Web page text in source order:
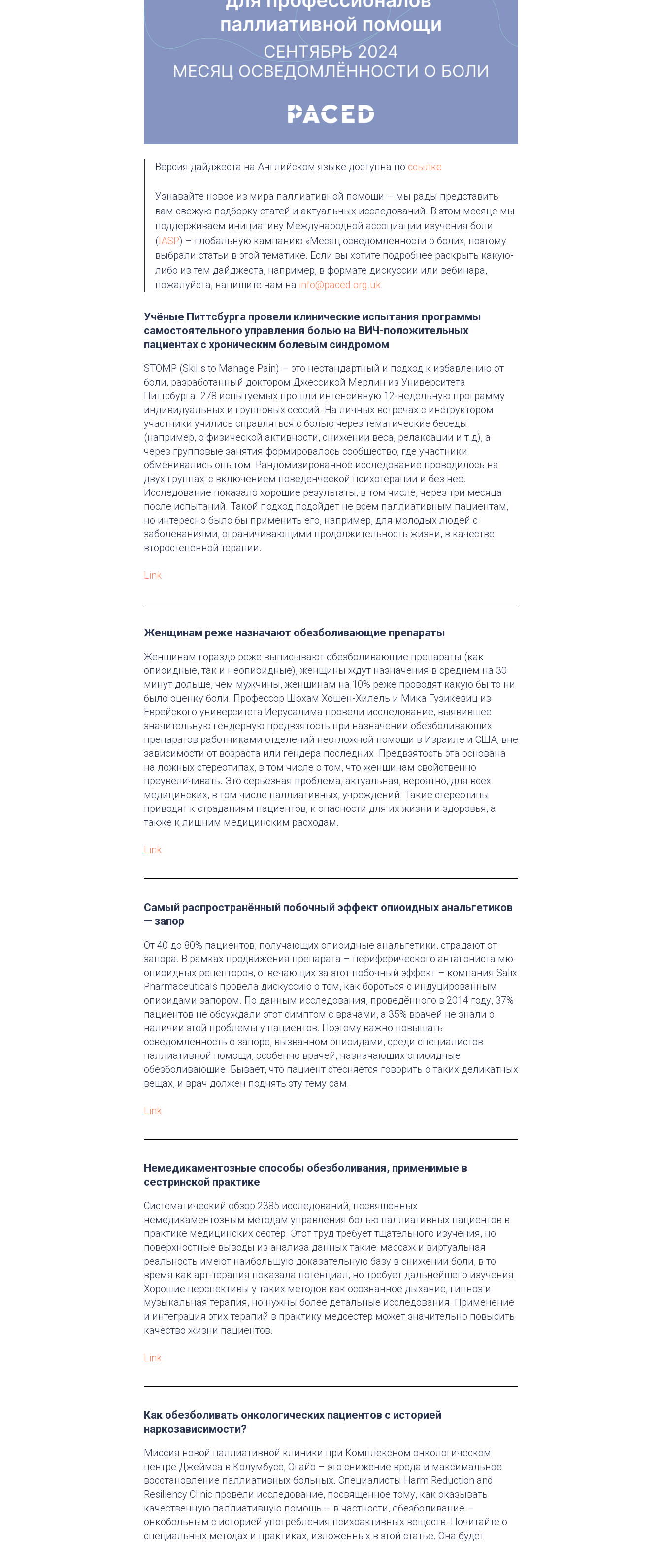
Версия дайджеста на Английском языке доступна по ссылке
Узнавайте новое из мира паллиативной помощи – мы рады представить
вам свежую подборку статей и актуальных исследований. В этом месяце мы
поддерживаем инициативу Международной ассоциации изучения боли
(IASP) – глобальную кампанию «Месяц осведомлённости о боли», поэтому
выбрали статьи в этой тематике. Если вы хотите подробнее раскрыть какую-
либо из тем дайджеста, например, в формате дискуссии или вебинара,
пожалуйста, напишите нам на info@paced.org.uk.
Учёные Питтсбурга провели клинические испытания программы
самостоятельного управления болью на ВИЧ-положительных
пациентах с хроническим болевым синдромом
STOMP (Skills to Manage Pain) – это нестандартный и подход к избавлению от
боли, разработанный доктором Джессикой Мерлин из Университета
Питтсбурга. 278 испытуемых прошли интенсивную 12-недельную программу
индивидуальных и групповых сессий. На личных встречах с инструктором
участники учились справляться с болью через тематические беседы
(например, о физической активности, снижении веса, релаксации и т.д), а
через групповые занятия формировалось сообщество, где участники
обменивались опытом. Рандомизированное исследование проводилось на
двух группах: с включением поведенческой психотерапии и без неё.
Исследование показало хорошие результаты, в том числе, через три месяца
после испытаний. Такой подход подойдет не всем паллиативным пациентам,
но интересно было бы применить его, например, для молодых людей с
заболеваниями, ограничивающими продолжительность жизни, в качестве
второстепенной терапии.
Link
Женщинам реже назначают обезболивающие препараты
Женщинам гораздо реже выписывают обезболивающие препараты (как
опиоидные, так и неопиоидные), женщины ждут назначения в среднем на 30
минут дольше, чем мужчины, женщинам на 10% реже проводят какую бы то ни
было оценку боли. Профессор Шохам Хошен-Хилель и Мика Гузикевиц из
Еврейского университета Иерусалима провели исследование, выявившее
значительную гендерную предвзятость при назначении обезболивающих
препаратов работниками отделений неотложной помощи в Израиле и США, вне
зависимости от возраста или гендера последних. Предвзятость эта основана
на ложных стереотипах, в том числе о том, что женщинам свойственно
преувеличивать. Это серьёзная проблема, актуальная, вероятно, для всех
медицинских, в том числе паллиативных, учреждений. Такие стереотипы
приводят к страданиям пациентов, к опасности для их жизни и здоровья, а
также к лишним медицинским расходам.
Link
Самый распространённый побочный эффект опиоидных анальгетиков
— запор
От 40 до 80% пациентов, получающих опиоидные анальгетики, страдают от
запора. В рамках продвижения препарата – периферического антагониста мю-
опиоидных рецепторов, отвечающих за этот побочный эффект – компания Salix
Pharmaceuticals провела дискуссию о том, как бороться с индуцированным
опиоидами запором. По данным исследования, проведённого в 2014 году, 37%
пациентов не обсуждали этот симптом с врачами, а 35% врачей не знали о
наличии этой проблемы у пациентов. Поэтому важно повышать
осведомлённость о запоре, вызванном опиоидами, среди специалистов
паллиативной помощи, особенно врачей, назначающих опиоидные
обезболивающие. Бывает, что пациент стесняется говорить о таких деликатных
вещах, и врач должен поднять эту тему сам.
Link
Немедикаментозные способы обезболивания, применимые в
сестринской практике
Систематический обзор 2385 исследований, посвящённых
немедикаментозным методам управления болью паллиативных пациентов в
практике медицинских сестёр. Этот труд требует тщательного изучения, но
поверхностные выводы из анализа данных такие: массаж и виртуальная
реальность имеют наибольшую доказательную базу в снижении боли, в то
время как арт-терапия показала потенциал, но требует дальнейшего изучения.
Хорошие перспективы у таких методов как осознанное дыхание, гипноз и
музыкальная терапия, но нужны более детальные исследования. Применение
и интеграция этих терапий в практику медсестер может значительно повысить
качество жизни пациентов.
Link
Как обезболивать онкологических пациентов с историей
наркозависимости?
Миссия новой паллиативной клиники при Комплексном онкологическом
центре Джеймса в Колумбусе, Огайо – это снижение вреда и максимальное
восстановление паллиативных больных. Специалисты Harm Reduction and
Resiliency Clinic провели исследование, посвященное тому, как оказывать
качественную паллиативную помощь – в частности, обезболивание –
онкобольным с историей употребления психоактивных веществ. Почитайте о
специальных методах и практиках, изложенных в этой статье. Она будет